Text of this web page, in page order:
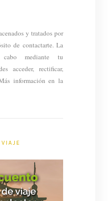
y tratados por
de contactarte. La
mediante tu
acceder, rectificar,
información en la